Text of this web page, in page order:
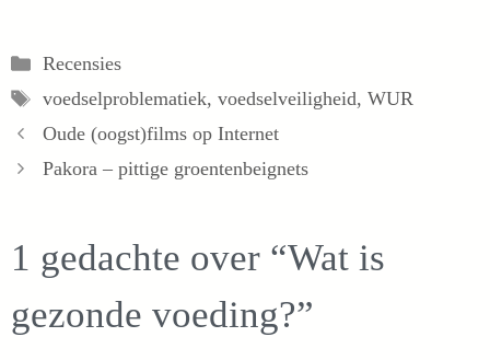
Categorieën
Recensies
Tags
voedselproblematiek, voedselveiligheid, WUR
Oude (oogst)films op Internet
Pakora – pittige groentenbeignets
1 gedachte over “Wat is
gezonde voeding?”